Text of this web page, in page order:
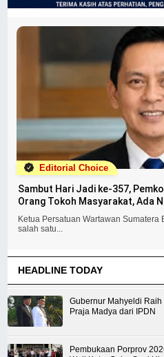
Editorial Choice
Sambut Hari Jadi ke-357,
Orang Tokoh Masyarakat, Ada
Ketua Persatuan Wartawan Sumatera
salah satu...
HEADLINE TODAY
Gubernur Mahyeldi
Praja Madya dari IPDN
Pembukaan Porprov